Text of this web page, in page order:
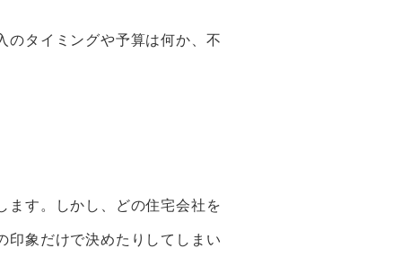
のタイミングや予算は何か、不
ます。しかし、どの住宅会社を
印象だけで決めたりしてしまい